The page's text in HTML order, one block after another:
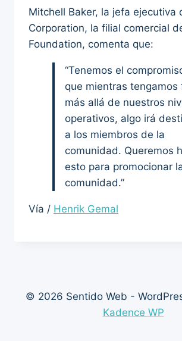
Mitchell Baker, la jefa ejecutiva
Corporation, la filial comercial
Foundation, comenta que:
“Tenemos el
que mientras tengamos
más allá de nuestros
operativos, algo irá
a los miembros de la
comunidad. Queremos
esto para promocionar
comunidad.”
Vía / Henrik Gemal
© 2026 Sentido Web -
Kadence WP